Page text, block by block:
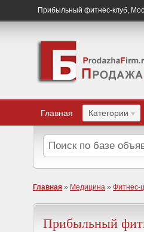
Прибыльный фитнес-клуб,
Главная Категории
Главная » Медицина » Фитнес-
Прибыльный